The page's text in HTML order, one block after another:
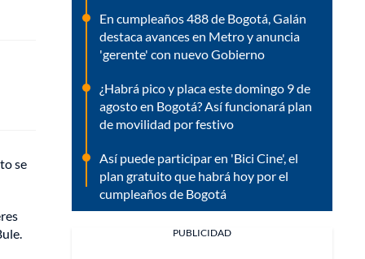
se
En cumpleaños 488 de Bogotá, Galán
destaca avances en Metro y anuncia
'gerente' con nuevo Gobierno
¿Habrá pico y placa este domingo 9 de
agosto en Bogotá? Así funcionará plan
de movilidad por festivo
Así puede participar en 'Bici Cine', el
plan gratuito que habrá hoy por el
cumpleaños de Bogotá
PUBLICIDAD